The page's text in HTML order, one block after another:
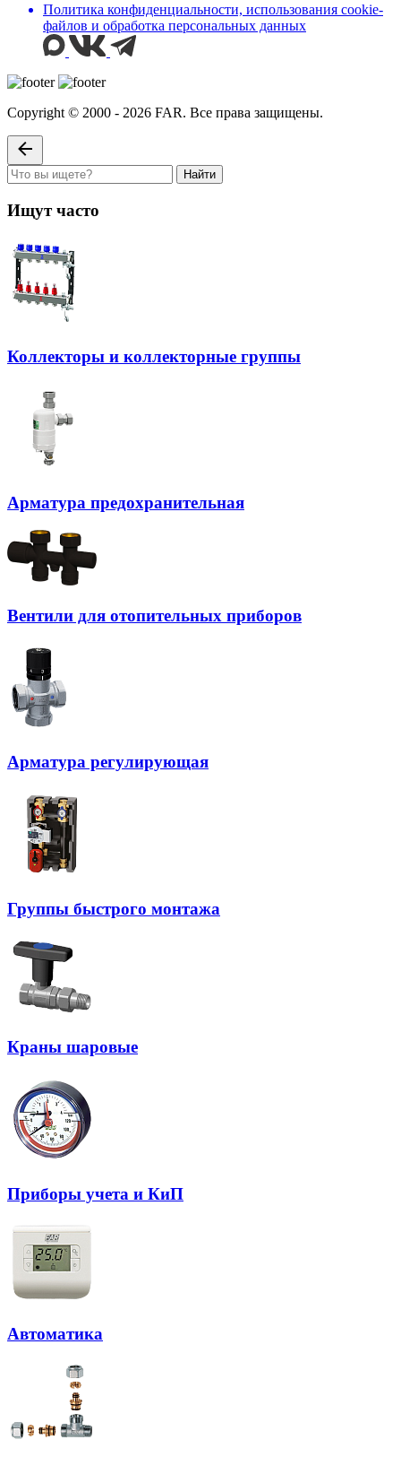
Политика конфиденциальности, использования сookie-
файлов и обработка персональных данных
Copyright © 2000 - 2026 FAR. Все права защищены.
Найти
Ищут часто
Коллекторы и коллекторные группы
Арматура предохранительная
Вентили для отопительных приборов
Арматура регулирующая
Группы быстрого монтажа
Краны шаровые
Приборы учета и КиП
Автоматика